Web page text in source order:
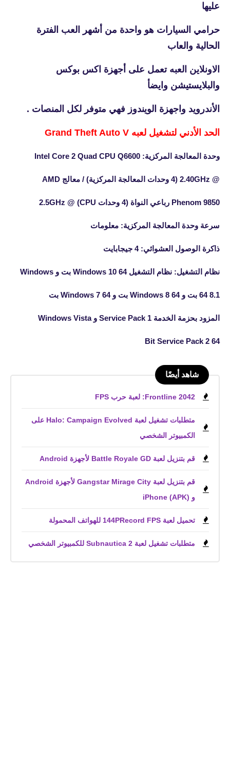
عليها
حرامي السيارات هو واحدة من أشهر العب الفترة
الحالية والعاب
الاونلاين العبه تعمل على أجهزة اكس بوكس
والبلايستيشن وايضأ
الأندرويد واجهزة الويندوز فهي متوفر لكل المنصات .
الحد الأدني لتشغيل لعبه Grand Theft Auto V
وحدة المعالجة المركزية: Intel Core 2 Quad CPU Q6600
@ 2.40GHz (4 وحدات المعالجة المركزية) / معالج AMD
Phenom 9850 رباعي النواة (4 وحدات CPU) @ 2.5GHz
سرعة وحدة المعالجة المركزية: معلومات
ذاكرة الوصول العشوائي: 4 جيجابايت
نظام التشغيل: نظام التشغيل Windows 10 64 بت و Windows
8.1 64 بت و Windows 8 64 بت و Windows 7 64 بت
المزود بحزمة الخدمة Service Pack 1 و Windows Vista
64 Bit Service Pack 2
شاهد أيضًا
Frontline 2042: لعبة حرب FPS
متطلبات تشغيل لعبة Halo: Campaign Evolved على
الكمبيوتر الشخصي
قم بتنزيل لعبة Battle Royale GD لأجهزة Android
قم بتنزيل لعبة Gangstar Mirage City لأجهزة Android
و iPhone (APK)
تحميل لعبة 144PRecord FPS للهواتف المحمولة
متطلبات تشغيل لعبة Subnautica 2 للكمبيوتر الشخصي